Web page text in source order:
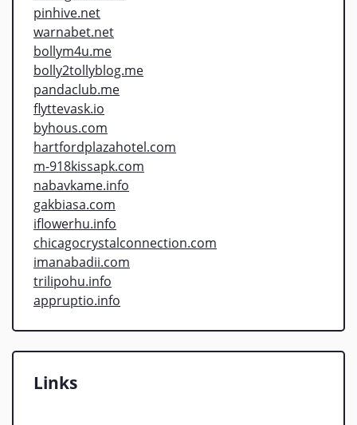
pinhive.net
warnabet.net
bollym4u.me
bolly2tollyblog.me
pandaclub.me
flyttevask.io
byhous.com
hartfordplazahotel.com
m-918kissapk.com
nabavkame.info
gakbiasa.com
iflowerhu.info
chicagocrystalconnection.com
imanabadii.com
trilipohu.info
appruptio.info
Links